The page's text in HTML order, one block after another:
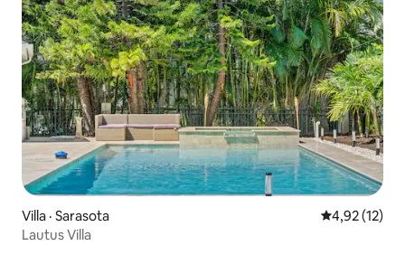
Villa · Sarasota Note
4,92 (12)
Lautus Villa